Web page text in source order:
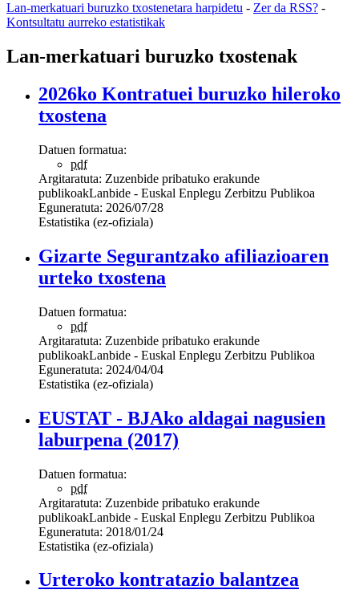
Lan-merkatuari buruzko txostenetara harpidetu - Zer da RSS? -
Kontsultatu aurreko estatistikak
Lan-merkatuari buruzko txostenak
2026ko Kontratuei buruzko hileroko
txostena
Datuen formatua:
pdf
Argitaratuta: Zuzenbide pribatuko erakunde
publikoakLanbide - Euskal Enplegu Zerbitzu Publikoa
Eguneratuta: 2026/07/28
Estatistika (ez-ofiziala)
Gizarte Segurantzako afiliazioaren
urteko txostena
Datuen formatua:
pdf
Argitaratuta: Zuzenbide pribatuko erakunde
publikoakLanbide - Euskal Enplegu Zerbitzu Publikoa
Eguneratuta: 2024/04/04
Estatistika (ez-ofiziala)
EUSTAT - BJAko aldagai nagusien
laburpena (2017)
Datuen formatua:
pdf
Argitaratuta: Zuzenbide pribatuko erakunde
publikoakLanbide - Euskal Enplegu Zerbitzu Publikoa
Eguneratuta: 2018/01/24
Estatistika (ez-ofiziala)
Urteroko kontratazio balantzea